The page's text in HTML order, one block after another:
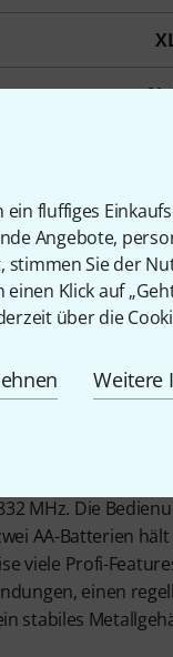
fluffiges
Angebote,
stimmen Sie der
Klick auf
über die
Weitere
trifft
eingeführten
Handsender.
MHz. Die
AA-Batterien
viele Profi-
einen
stabiles